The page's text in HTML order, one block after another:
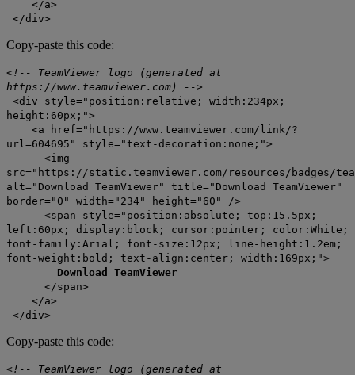
</a>
</div>
Copy-paste this code:
<!-- TeamViewer logo (generated at
https://www.teamviewer.com) -->
<div style="position:relative; width:234px;
height:60px;">
<a href="https://www.teamviewer.com/link/?
url=604695" style="text-decoration:none;">
<img
src="https://static.teamviewer.com/resources/badges/
alt="Download TeamViewer" title="Download TeamViewer"
border="0" width="234" height="60" />
<span style="position:absolute; top:15.5px;
left:60px; display:block; cursor:pointer; color:White;
font-family:Arial; font-size:12px; line-height:1.2em;
font-weight:bold; text-align:center; width:169px;">
Download TeamViewer
</span>
</a>
</div>
Copy-paste this code:
<!-- TeamViewer logo (generated at